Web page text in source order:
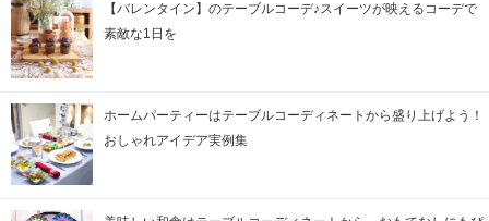
【バレンタイン】のテーブルコーデ♪スイーツが映えるコーデで
素敵な1日を
ホームパーティーはテーブルコーディネートから盛り上げよう！
おしゃれアイデア実例集